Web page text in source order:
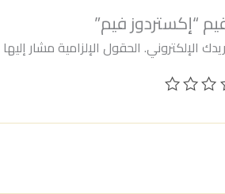
“إكستردوز فيم”
الإلكتروني. الحقول الإلزامية مشار